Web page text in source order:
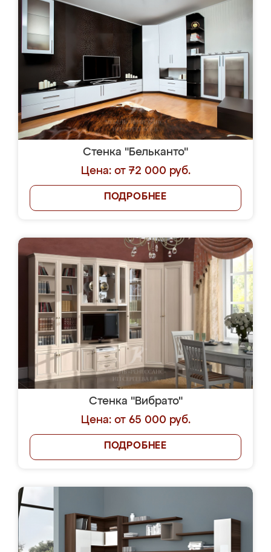
Стенка "Бельканто"
Цена: от 72 000 руб.
ПОДРОБНЕЕ
Стенка "Вибрато"
Цена: от 65 000 руб.
ПОДРОБНЕЕ